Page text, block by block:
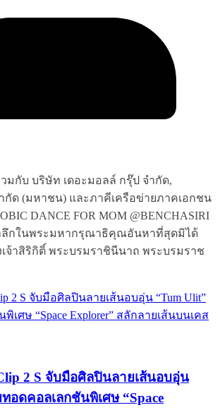
มกับ บริษัท เดอะมอลล์ กรุ๊ป จำกัด,
กัด (มหาชน) และภาคีเครือข่ายภาคเอกชน
DANCE FOR MOM @BENCHASIRI
ลึกในพระมหากรุณาธิคุณอันหาที่สุดมิได้
จ้าสิริกิติ์ พระบรมราชินีนาถ พระบรมราช
2 S จับมือศิลปินลายเส้นอบอุ่น
อดคอลเลกชันพิเศษ “Space